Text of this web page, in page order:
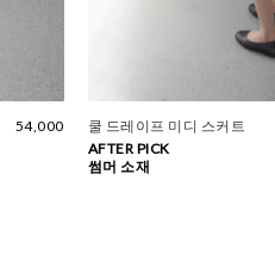
54,000 쿨 드레이프 미디 스커트
AFTER PICK
썸머 소재